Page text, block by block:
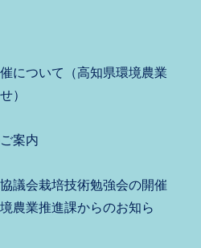
について（高知県環境農業
）
案内
議会栽培技術勉強会の開催
農業推進課からのお知ら